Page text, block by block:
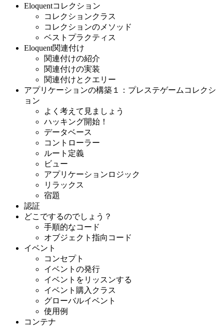
Eloquentコレクション
コレクションクラス
コレクションのメソッド
ベストプラクティス
Eloquent関連付け
関連付けの紹介
関連付けの実装
関連付けとクエリー
アプリケーションの構築１：プレステゲームコレクシ
ョン
よく考えて見ましょう
ハッキング開始！
データベース
コントローラー
ルート定義
ビュー
アプリケーションロジック
リラックス
宿題
認証
どこでするのでしょう？
手順的なコード
オブジェクト指向コード
イベント
コンセプト
イベントの発行
イベントをリッスンする
イベント購入クラス
グローバルイベント
使用例
コンテナ